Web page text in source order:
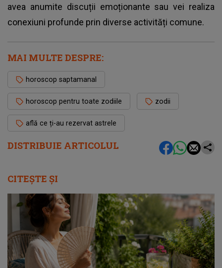
DISTRIBUIE ARTICOLUL
avea anumite discuții emoționante sau vei realiza
conexiuni profunde prin diverse activități comune.
MAI MULTE DESPRE:
horoscop saptamanal
horoscop pentru toate zodiile zodii
află ce ți-au rezervat astrele
CITEȘTE ȘI